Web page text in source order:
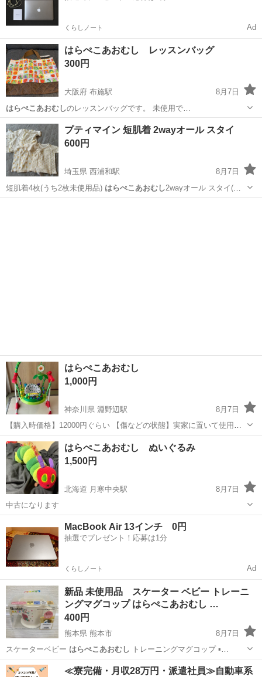
くらしノート Ad
はらぺこあおむし レッスンバッグ
300円
大阪府 布施駅
8月7日
はらぺこあおむしのレッスンバッグです。 未使用で…
大阪 東大阪市 布施駅 キッズ用品 はらぺこあおむし
プティマイン 短肌着 2wayオール スタイ
600円
埼玉県 西浦和駅
8月7日
短肌着4枚(うち2枚未使用品) はらぺこあおむし2wayオール スタイ(白:
プテ…
はらぺこあおむし
1,000円
神奈川県 淵野辺駅
8月7日
【購入時価格】12000円ぐらい 【傷などの状態】実家に置いて使用し
ていました。 通常の使用に伴う傷があります。割れ等はありません。
サウンドボタンが反応する時、しない時があります。 【アピールポイ
ント】首が座った頃から使え...
神奈川 相模原市 淵野辺駅
はらぺこあおむし ぬいぐるみ
1,500円
北海道 月寒中央駅
8月7日
中古になります
札幌市 月寒中央駅 おもちゃ
MacBook Air 13インチ 0円
抽選でプレゼント！応募は1分
くらしノート Ad
新品 未使用品 スケーター ベビー トレーニ
ングマグコップ はらぺこあおむし …
400円
熊本県 熊本市
8月7日
スケーターベビー はらぺこあおむし トレーニングマグコップ ▪️…
熊本 熊本市 ベビー用品 はらぺこあおむし
≪寮完備・月収28万円・派遣社員≫自動車系